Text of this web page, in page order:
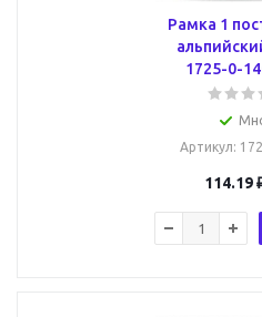
Рамка 1
1725-0-
Артикул:
114.19